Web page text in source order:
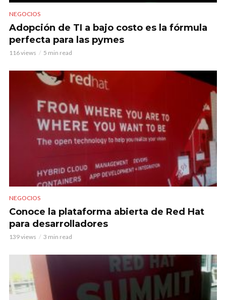
NEGOCIOS
Adopción de TI a bajo costo es la fórmula
perfecta para las pymes
116 views 5 min read
NEGOCIOS
Conoce la plataforma abierta de Red Hat
para desarrolladores
139 views 3 min read